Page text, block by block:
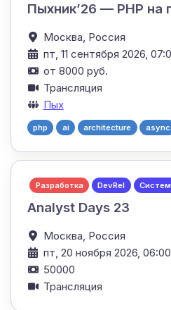
Пыхник’26 — PHP на
Москва, Россия
пт, 11 сентября 2026,
от 8000 руб.
Трансляция
Пых
php ai architecture async
Разработка DevRel
Analyst Days 23
Москва, Россия
пт, 20 ноября 2026,
50000
Трансляция